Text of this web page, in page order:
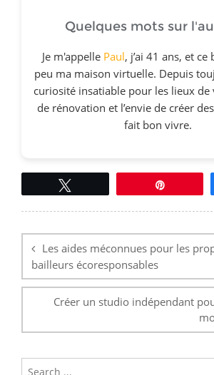
Quelques mots sur
Je m'appelle Paul, j’ai 41 ans, et ce
peu ma maison virtuelle. Depuis
curiosité insatiable pour les lieux de
de rénovation et l’envie de créer
fait bon vivre.
de
l’articleLes aides méconnues pour les
bailleurs écoresponsables
Créer un studio indépendant